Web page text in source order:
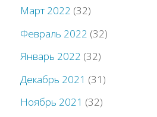
Март 2022 (32)
Февраль 2022 (32)
Январь 2022 (32)
Декабрь 2021 (31)
Ноябрь 2021 (32)